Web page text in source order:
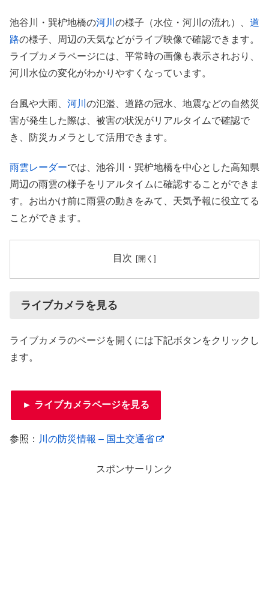
池谷川・巽枦地橋の河川 の様子（水位・河川の流れ）、 道
路の様子、周辺の天気などがライブ映像で確認できます。
ライブカメラページには、平常時の画像も表示されおり、
河川水位の変化がわかりやすくなっています。
台風や大雨、 河川 の氾濫、道路の冠水、地震などの自然災
害が発生した際は、被害の状況がリアルタイムで確認で
き、防災カメラとして活用できます。
雨雲レーダーでは、池谷川・巽枦地橋を中心とした高知県
周辺の雨雲の様子をリアルタイムに確認することができま
す。お出かけ前に雨雲の動きをみて、天気予報に役立てる
ことができます。
目次
ライブカメラを見る
ライブカメラのページを開くには下記ボタンをクリックし
ます。
► ライブカメラページを見る
参照： 川の防災情報 – 国土交通省
スポンサーリンク